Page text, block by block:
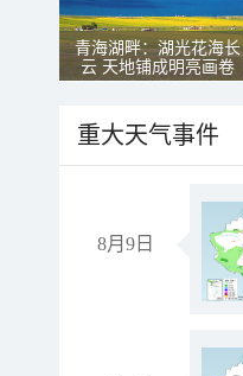
青海湖畔：湖光花海长
云 天地铺成明亮画卷
重大天气事件
8月9日